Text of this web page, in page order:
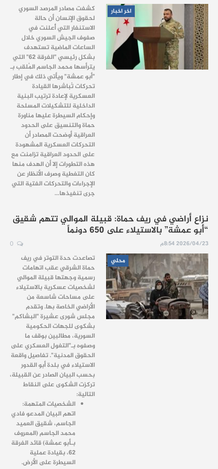
اخر اخبار
كشفت مصادر المرصد السوري
لحقوق الإنسان أن حالة
الاستنفار التي أُعلنت في
صفوف الجيش السوري خلال
الساعات الماضية تستهدف
بشكل رئيسي "الفرقة 62" التي
يترأسها محمد الجاسم المُلقب بـ
"أبو عمشة" ويأتي ذلك في إطار
تحركات تُباشرها القيادة
العسكرية لإعادة ترتيب البنية
الداخلية للتشكيلات المسلحة
وإحكام السيطرة عليها مناورة
حماة والتنسيق على الحدود
العراقية أوضحت المصادر أن
التحركات العسكرية المشهودة
على الحدود العراقية تزامنت مع
هذه التطورات إلا أن الهدف منها
كان التغطية وصرف الأنظار عن
الإجراءات والتحركات الفتية التي
جرى تنفيذها…
نزاع أراضي في ريف حماة: قبيلة الموالي تتهم شقيق
“أبو عمشة” بالاستيلاء على 650 دونماً
2026/04/23 8:54م
محلي
تصاعدت حدة التوتر في ريف
حماة الشرقي عقب اتهامات
رسمية وجهتها قبيلة الموالي
لشخصيات عسكرية بالاستيلاء
على مساحات شاسعة من
الأراضي الخاصة بها. وتقدم
مجلس شورى عشيرة "البشاكم"
بشكوى للجهات الحكومية
السورية، مطالبين بوقف ما
وصفوه بـ"التغول العسكري على
الحقوق المدنية". تفاصيل واقعة
الاستيلاء في بلدة أبو القدور
بحسب البيان الصادر عن القبيلة،
تركزت الشكوى على النقاط
التالية:
الشخصيات المتهمة:
اتهم البيان المدعو فادي
الجاسم، شقيق العميد
محمد الجاسم (المعروف
بـأبو عمشة) قائد الفرقة
62، بقيادة عملية
السيطرة على الأرض.